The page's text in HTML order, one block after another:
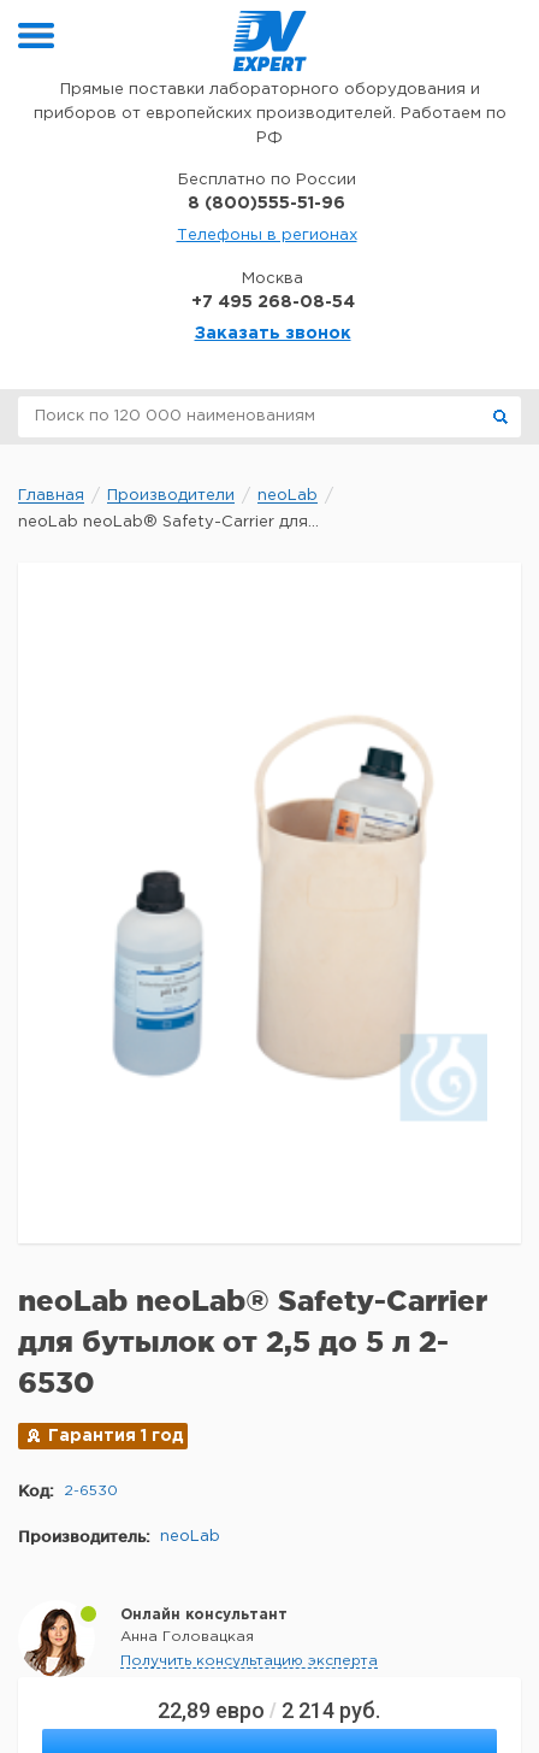
Прямые поставки лабораторного оборудования и
приборов от европейских производителей. Работаем по
РФ
Бесплатно по России
8 (800)555-51-96
Телефоны в регионах
Москва
+7 495 268-08-54
Заказать звонок
Главная Производители
neoLab
neoLab neoLab® Safety-Carrier для...
22,89 евро / 2 214 руб.
neoLab neoLab® Safety-Carrier
для бутылок от 2,5 до 5 л 2-
6530
Гарантия 1 год
Код: 2-6530
Производитель: neoLab
Онлайн консультант
Анна Головацкая
Получить консультацию эксперта